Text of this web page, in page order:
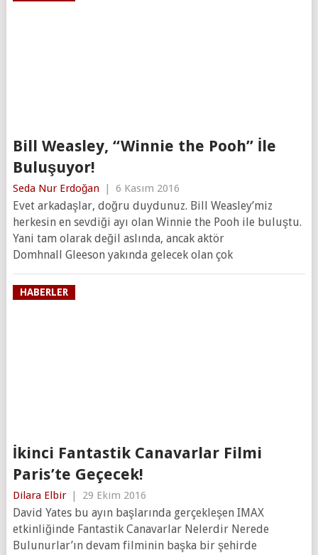
Bill Weasley, “Winnie the Pooh” İle
Buluşuyor!
Seda Nur Erdoğan | 6 Kasım 2016
Evet arkadaşlar, doğru duydunuz. Bill Weasley’miz
herkesin en sevdiği ayı olan Winnie the Pooh ile buluştu.
Yani tam olarak değil aslında, ancak aktör
Domhnall Gleeson yakında gelecek olan çok
HABERLER
İkinci Fantastik Canavarlar Filmi
Paris’te Geçecek!
Dilara Elbir | 29 Ekim 2016
David Yates bu ayın başlarında gerçekleşen IMAX
etkinliğinde Fantastik Canavarlar Nelerdir Nerede
Bulunurlar’ın devam filminin başka bir şehirde